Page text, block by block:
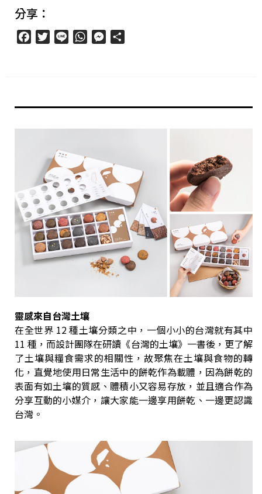
分享：
FacebookTwitter
Line WhatsAppMessenger
靈感來自台灣土壤
在全世界 12 種土壤分類之中，一個小小的台灣就有其中
11 種，而設計團隊在研讀《台灣的土壤》一書後，更了解
了土壤與糧食需求的相關性，故聚焦在土壤與食物的轉
化，直覺地使用日常生活中的餅乾作為載體，因為餅乾的
表面有如土壤的質感、體積小又容易存放，並且適合作為
分享互動的小媒介，讓大家能一邊享用餅乾、一邊更認識
台灣。